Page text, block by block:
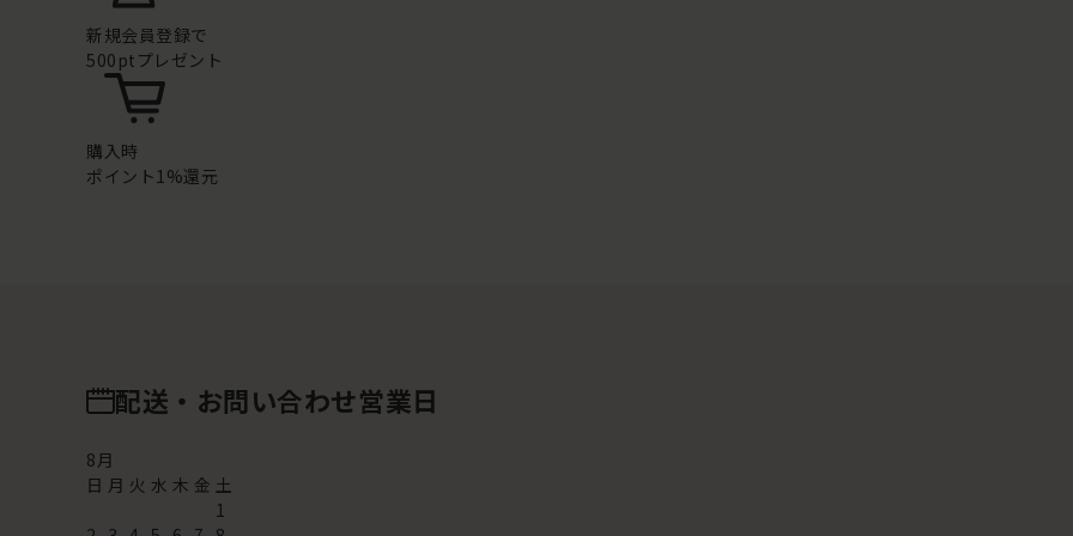
新規会員登録で
500ptプレゼント
購入時
ポイント1%還元
配送・お問い合わせ営業日
8月
日 月 火 水 木 金 土
1